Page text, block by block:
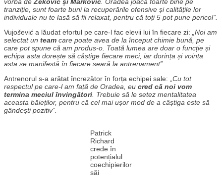
tranziție, sunt foarte buni la recuperările ofensive și calitățile lor
individuale nu te lasă să fii relaxat, pentru că toți 5 pot pune pericol”.
Vujošević a lăudat efortul pe care-l fac elevii lui în fiecare zi:
„Noi am
selectat un team care poate avea de la început chimie bună, pe
care pot spune că am produs-o. Toată lumea are doar o funcție și
echipa asta dorește să câștige fiecare meci, iar dorința și voința
asta se manifestă în fiecare seară la antrenament”.
Antrenorul s-a arătat încrezător în forța echipei sale: „ Cu tot
respectul pe care-l am față de Oradea, eu cred că noi vom
termina meciul învingători . Trebuie să le setez mentalitatea
aceasta băieților, pentru că cel mai ușor mod de a câștiga este să
gândești pozitiv”.
Patrick
Richard
crede în
potențialul
coechipierilor
săi